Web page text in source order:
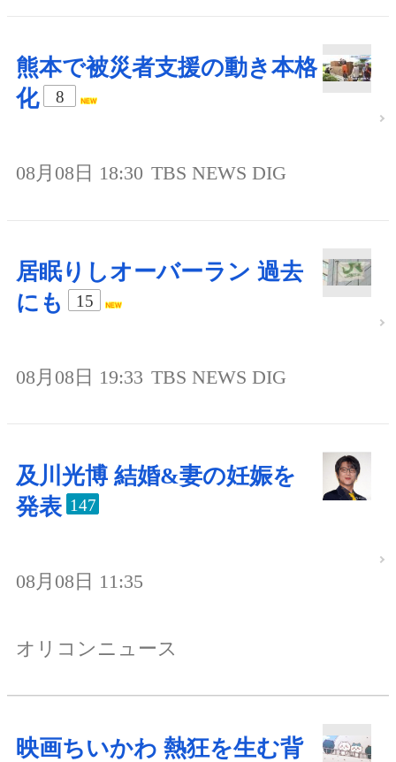
熊本で被災者支援の動き本格
化
8
08月08日 18:30 TBS NEWS DIG
居眠りしオーバーラン 過去
にも
15
08月08日 19:33 TBS NEWS DIG
及川光博 結婚&妻の妊娠を
発表 147
08月08日 11:35
オリコンニュース
映画ちいかわ 熱狂を生む背